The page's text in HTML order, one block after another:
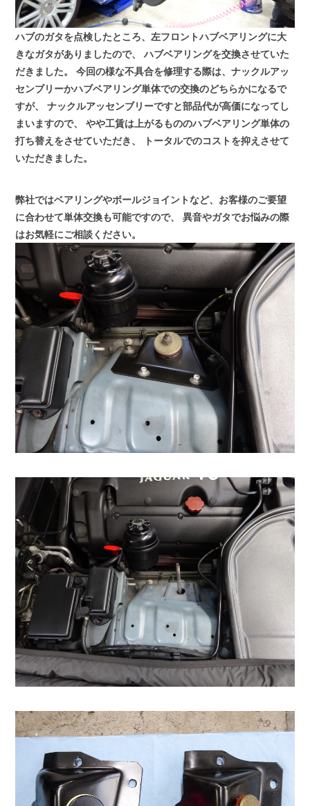
ハブのガタを点検したところ、左フロントハブベアリングに大
きなガタがありましたので、
ハブベアリングを交換させていた
だきました。
今回の様な不具合を修理する際は、ナックルアッ
センブリーかハブベアリング単体での交換のどちらかになるで
すが、
ナックルアッセンブリーですと部品代が高価になってし
まいますので、
やや工賃は上がるもののハブベアリング単体の
打ち替えをさせていただき、
トータルでのコストを抑えさせて
いただきました。
弊社ではベアリングやボールジョイントなど、お客様のご要望
に合わせて単体交換も可能ですので、
異音やガタでお悩みの際
はお気軽にご相談ください。